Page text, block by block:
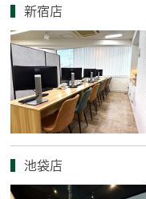
新宿店
池袋店